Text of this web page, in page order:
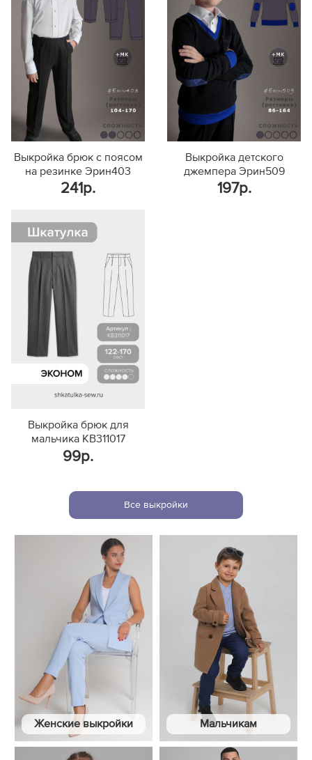
Выкройка брюк с поясом
на резинке Эрин403
241р.
Выкройка детского
джемпера Эрин509
197р.
Выкройка брюк для
мальчика KB311017
99р.
Все выкройки
Женские выкройки Мальчикам